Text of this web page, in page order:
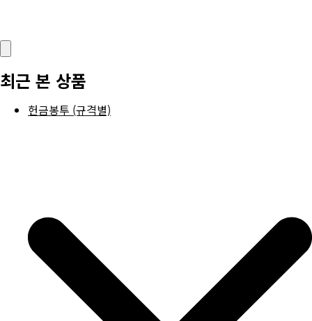
최근 본 상품
헌금봉투 (규격별)